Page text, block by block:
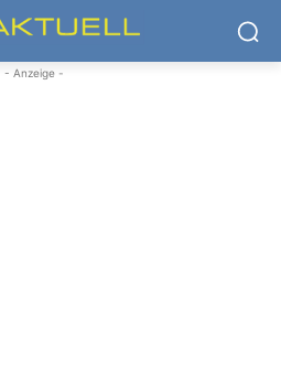
- Anzeige -